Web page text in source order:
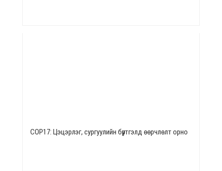
СОР17: Цэцэрлэг, сургуулийн бүртгэлд өөрчлөлт орно